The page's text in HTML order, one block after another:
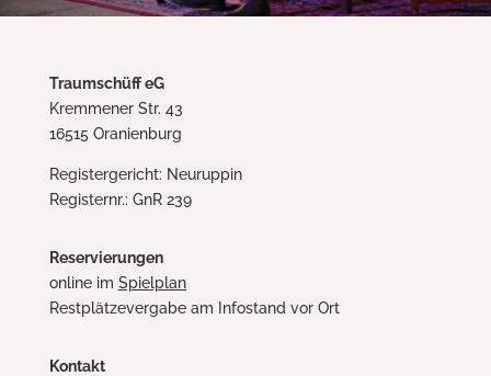
Traumschüff eG
Kremmener Str. 43
16515 Oranienburg
Registergericht: Neuruppin
Registernr.: GnR 239
Reservierungen
online im Spielplan
Restplätzevergabe am Infostand vor Ort
Kontakt